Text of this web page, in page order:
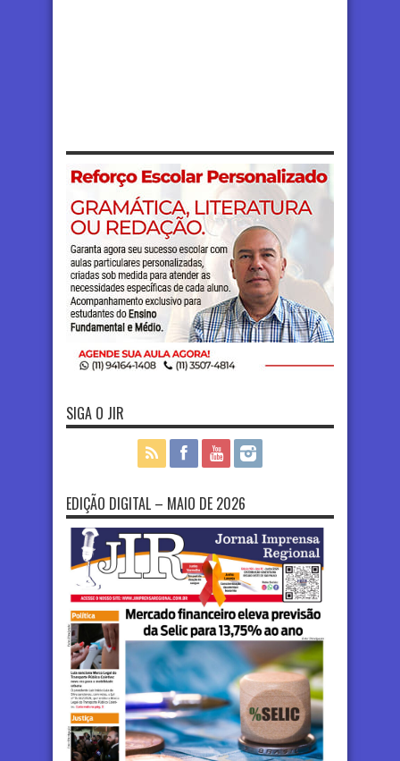
SIGA O JIR
EDIÇÃO DIGITAL – MAIO DE 2026